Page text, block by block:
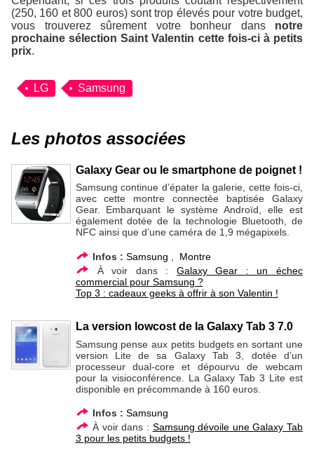
(250, 160 et 800 euros) sont trop élevés pour votre budget,
vous trouverez sûrement votre bonheur dans notre
prochaine sélection Saint Valentin cette fois-ci à petits
prix.
LG Samsung
Les photos associées
Galaxy Gear ou le smartphone de poignet !
Samsung continue d’épater la galerie, cette fois-ci,
avec cette montre connectée baptisée Galaxy
Gear. Embarquant le système Androïd, elle est
également dotée de la technologie Bluetooth, de
NFC ainsi que d’une caméra de 1,9 mégapixels.
Infos : Samsung
Montre
À voir dans : Galaxy Gear : un échec
commercial pour Samsung ?
Top 3 : cadeaux geeks à offrir à son Valentin !
La version lowcost de la Galaxy Tab 3 7.0
Samsung pense aux petits budgets en sortant une
version Lite de sa Galaxy Tab 3, dotée d’un
processeur dual-core et dépourvu de webcam
pour la visioconférence. La Galaxy Tab 3 Lite est
disponible en précommande à 160 euros.
Infos : Samsung
À voir dans : Samsung dévoile une Galaxy Tab
3 pour les petits budgets !